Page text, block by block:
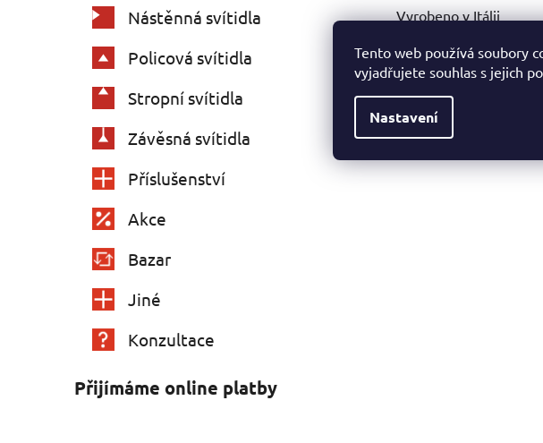
Tento web používá soubory
vyjadřujete souhlas s jejich
Nastavení
Nástěnná svítidla
Policová svítidla
Stropní svítidla
Závěsná svítidla
Příslušenství
Akce
Bazar
Jiné
Konzultace
Přijímáme online platby
Vyrobeno v Itálii